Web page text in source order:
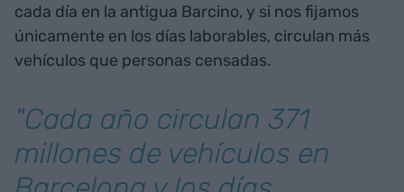
cada día en la antigua Barcino, y si nos fijamos
únicamente en los días laborables, circulan más
vehículos que personas censadas.
"Cada año circulan 371
millones de vehículos en